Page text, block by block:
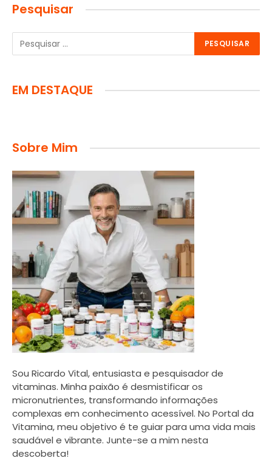
Pesquisar
EM DESTAQUE
Sobre Mim
Sou Ricardo Vital, entusiasta e pesquisador de
vitaminas. Minha paixão é desmistificar os
micronutrientes, transformando informações
complexas em conhecimento acessível. No Portal da
Vitamina, meu objetivo é te guiar para uma vida mais
saudável e vibrante. Junte-se a mim nesta
descoberta!